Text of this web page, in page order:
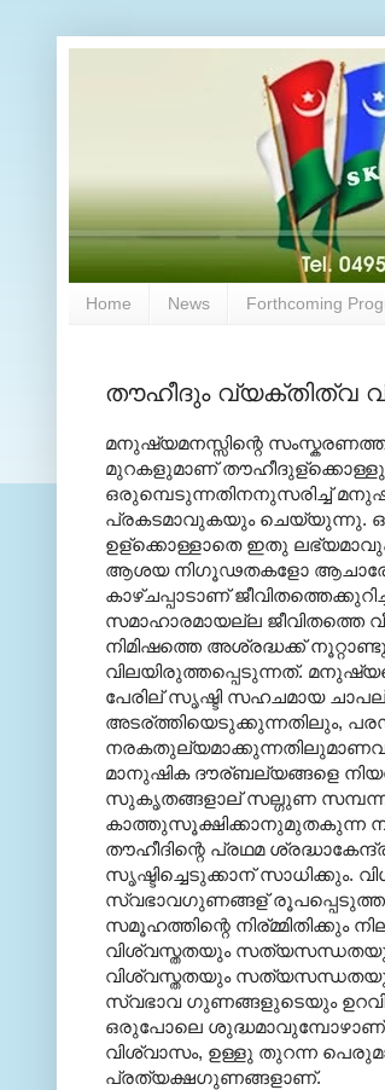
Home News Forthcoming
തൗഹീദും വ്യക്തിത്വ
മനുഷ്യമനസ്സിന്റെ
മുറകളുമാണ്
ഒരുമ്പെടുന്നതിനനുസരിച്ച്
പ്രകടമാവുകയും ചെയ്യുന്നു.
ഉള്ക്കൊള്ളാതെ ഇതു
ആശയ നിഗൂഢതകളോ
കാഴ്ചപ്പാടാണ്
സമാഹാരമായല്ല ജീവിതത്തെ
നിമിഷത്തെ അശ്രദ്ധക്ക്
വിലയിരുത്തപ്പെടുന്നത്.
പേരില് സൃഷ്ടി സഹചമായ
അടര്ത്തിയെടുക്കുന്നതിലും,
മാനുഷിക ദൗര്ബല്യങ്ങളെ
സുകൃതങ്ങളാല് സല്ഗുണ
കാത്തുസൂക്ഷിക്കാനുമുതകുന്ന
തൗഹീദിന്റെ പ്രഥമ
സൃഷ്ടിച്ചെടുക്കാന് സാധിക്കും.
സ്വഭാവഗുണങ്ങള്
സമൂഹത്തിന്റെ നിര്മ്മിതിക്കും
വിശ്വസ്തതയും
വിശ്വസ്തതയും
സ്വഭാവ ഗുണങ്ങളുടെയും
ഒരുപോലെ ശുദ്ധമാവുമ്പോഴാണ്
വിശ്വാസം, ഉള്ളു തുറന്ന
പ്രത്യക്ഷഗുണങ്ങളാണ്.